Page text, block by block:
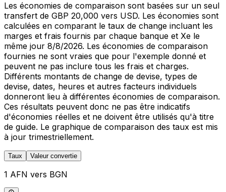
Les économies de comparaison sont basées sur un seul
transfert de GBP 20,000 vers USD. Les économies sont
calculées en comparant le taux de change incluant les
marges et frais fournis par chaque banque et Xe le
même jour 8/8/2026. Les économies de comparaison
fournies ne sont vraies que pour l'exemple donné et
peuvent ne pas inclure tous les frais et charges.
Différents montants de change de devise, types de
devise, dates, heures et autres facteurs individuels
donneront lieu à différentes économies de comparaison.
Ces résultats peuvent donc ne pas être indicatifs
d'économies réelles et ne doivent être utilisés qu'à titre
de guide. Le graphique de comparaison des taux est mis
à jour trimestriellement.
Taux Valeur convertie
1 AFN vers BGN